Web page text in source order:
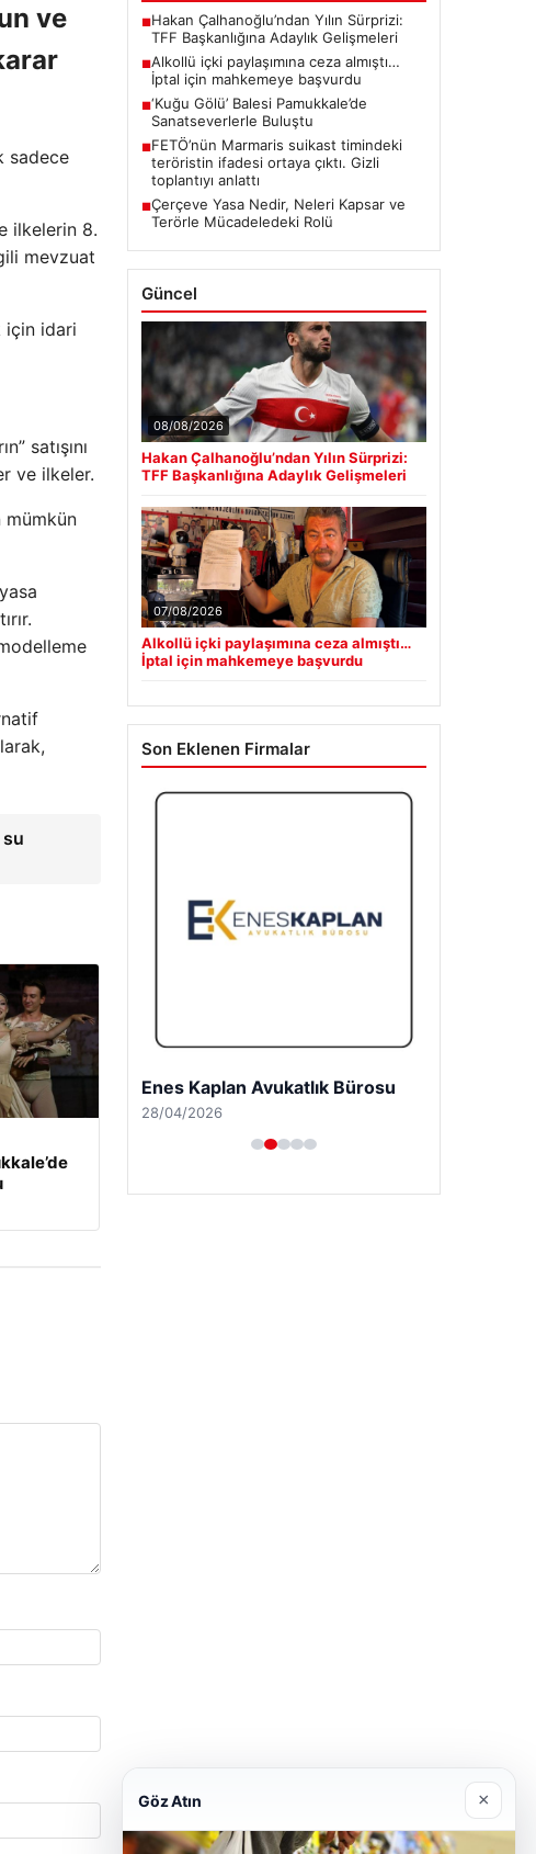
ve
sadece
ilkelerin 8.
mevzuat
için idari
satışını
ve ilkeler.
mümkün
su
■Hakan Çalhanoğlu’ndan Yılın Sürprizi:
TFF Başkanlığına Adaylık Gelişmeleri
■Alkollü içki paylaşımına ceza almıştı…
İptal için mahkemeye başvurdu
■‘Kuğu Gölü’ Balesi Pamukkale’de
Sanatseverlerle Buluştu
■FETÖ’nün Marmaris suikast timindeki
teröristin ifadesi ortaya çıktı. Gizli
toplantıyı anlattı
■Çerçeve Yasa Nedir, Neleri Kapsar ve
Terörle Mücadeledeki Rolü
Güncel
08/08/2026
Hakan Çalhanoğlu’ndan Yılın Sürprizi:
TFF Başkanlığına Adaylık Gelişmeleri
07/08/2026
Alkollü içki paylaşımına ceza almıştı…
İptal için mahkemeye başvurdu
Son Eklenen Firmalar
Enes Kaplan Avukatlık Bürosu
28/04/2026
Göz Atın ×